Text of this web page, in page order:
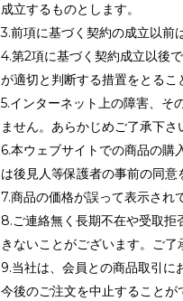
成立するものとします。
3.前項に基づく契約の成立以前
4.第2項に基づく契約成立以後
が適切と判断する措置をとるこ
5.インターネット上の障害、そ
ません。あらかじめご了承下さ
6.本ウェブサイトでの商品の
は後見人等保護者の事前の同意
7.商品の価格が誤って表示され
8.ご連絡無く長期不在や受取拒
きないことがございます。ご了
9.当社は、会員との商品取引に
今後のご注文を中止することが